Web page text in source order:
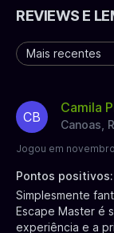
REVIEWS E
CB
Camila
Canoas,
Jogou em
Pontos positivos:
Simplesmente
Escape Master é
experiência e a